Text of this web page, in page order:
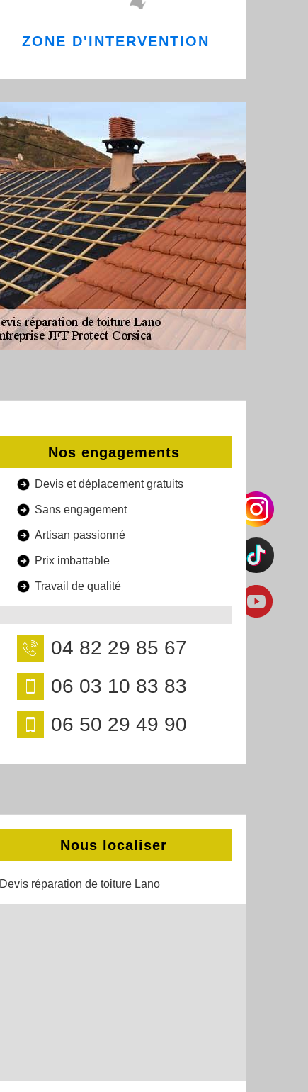
ZONE D'INTERVENTION
Nos engagements
Devis et déplacement gratuits
Sans engagement
Artisan passionné
Prix imbattable
Travail de qualité
04 82 29 85 67
06 03 10 83 83
06 50 29 49 90
Nous localiser
Devis réparation de toiture Lano